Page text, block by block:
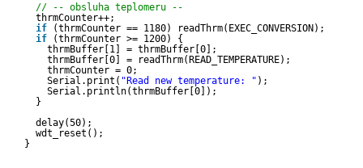
// -- obsluha teplomeru --
thrmCounter++;
if
(thrmCounter == 1180) readThrm(EXEC_CONVERSION);
if
(thrmCounter >= 1200) {
thrmBuffer[1] = thrmBuffer[0];
thrmBuffer[0] = readThrm(READ_TEMPERATURE);
thrmCounter = 0;
Serial.print( "Read new temperature: " );
Serial.println(thrmBuffer[0]);
}
delay(50);
wdt_reset();
}